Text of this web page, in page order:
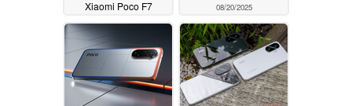
Xiaomi Poco F7
08/22/2025
08/20/2025